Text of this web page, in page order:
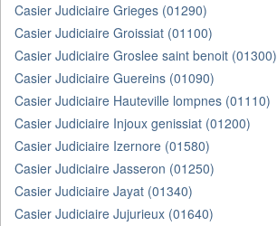
Casier Judiciaire Grieges (01290)
Casier Judiciaire Groissiat (01100)
Casier Judiciaire Groslee saint benoit (01300)
Casier Judiciaire Guereins (01090)
Casier Judiciaire Hauteville lompnes (01110)
Casier Judiciaire Injoux genissiat (01200)
Casier Judiciaire Izernore (01580)
Casier Judiciaire Jasseron (01250)
Casier Judiciaire Jayat (01340)
Casier Judiciaire Jujurieux (01640)